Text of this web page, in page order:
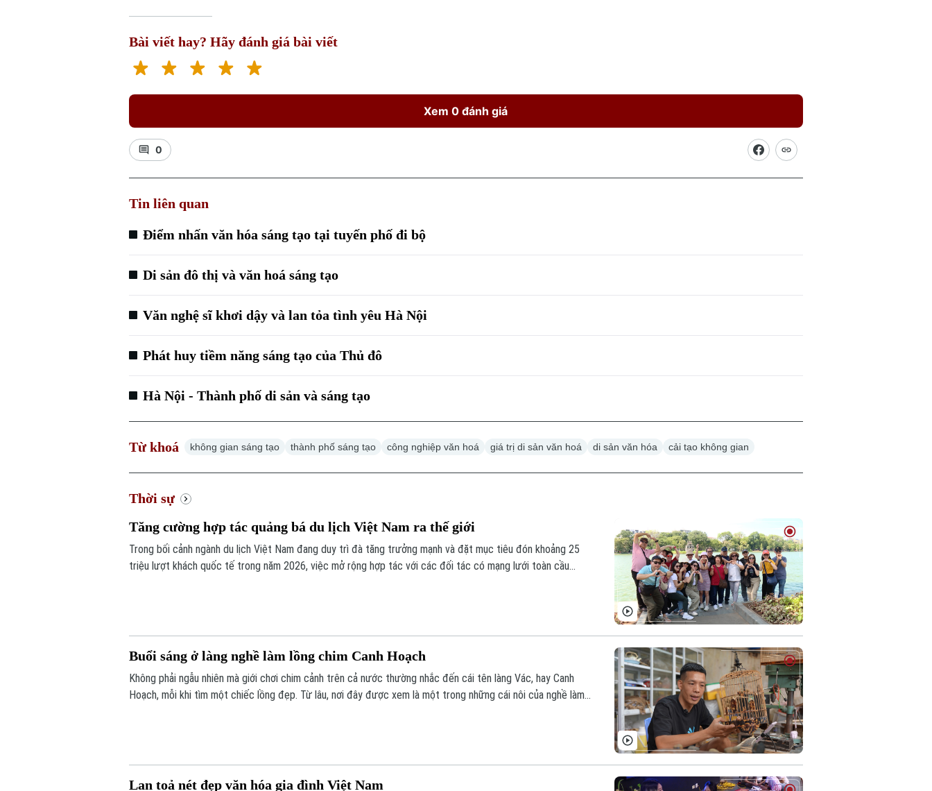
Bài viết hay? Hãy đánh giá bài viết
Xem 0 đánh giá
0
Tin liên quan
Điểm nhấn văn hóa sáng tạo tại tuyến phố đi bộ
Di sản đô thị và văn hoá sáng tạo
Văn nghệ sĩ khơi dậy và lan tỏa tình yêu Hà Nội
Phát huy tiềm năng sáng tạo của Thủ đô
Hà Nội - Thành phố di sản và sáng tạo
Từ khoá không gian sáng tạo thành phố sáng tạo công nghiệp văn hoá giá trị di sản văn hoá di sản văn hóa cải tạo không gian
Thời sự
Tăng cường hợp tác quảng bá du lịch Việt Nam ra thế giới
Trong bối cảnh ngành du lịch Việt Nam đang duy trì đà tăng trưởng mạnh và đặt mục tiêu đón khoảng 25
triệu lượt khách quốc tế trong năm 2026, việc mở rộng hợp tác với các đối tác có mạng lưới toàn cầu
Buổi sáng ở làng nghề làm lồng chim Canh Hoạch
Không phải ngẫu nhiên mà giới chơi chim cảnh trên cả nước thường nhắc đến cái tên làng Vác, hay Canh
Hoạch, mỗi khi tìm một chiếc lồng đẹp. Từ lâu, nơi đây được xem là một trong những cái nôi của nghề làm
Lan toả nét đẹp văn hóa gia đình Việt Nam